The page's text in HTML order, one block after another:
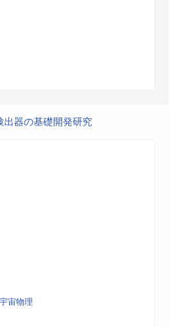
出器の基礎開発研究
宙物理